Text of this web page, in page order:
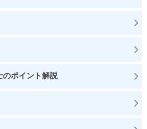
のポイント解説